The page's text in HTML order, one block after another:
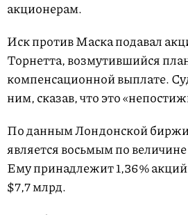
акционерам.
Иск против Маска подавал
Торнетта, возмутившийся
компенсационной выплате.
ним, сказав, что это
По данным Лондонской
является восьмым по
Ему принадлежит 1,36%
$7,7 млрд.